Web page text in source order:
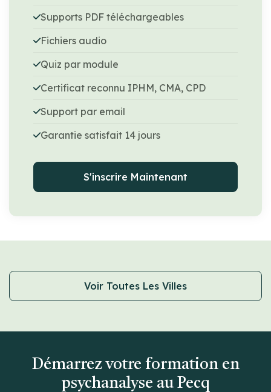
Supports PDF téléchargeables
Fichiers audio
Quiz par module
Certificat reconnu IPHM, CMA, CPD
Support par email
Garantie satisfait 14 jours
S'inscrire Maintenant
Voir Toutes Les Villes
Démarrez votre formation en
psychanalyse au Pecq